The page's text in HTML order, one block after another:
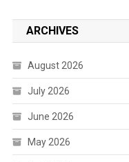
ARCHIVES
August 2026
July 2026
June 2026
May 2026